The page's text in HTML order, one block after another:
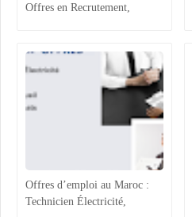
Offres en Recrutement,
Offres d’emploi au Maroc :
Technicien Électricité,